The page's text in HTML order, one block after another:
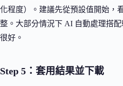
化程度）。建議先從預設值開始，
整。大部分情況下 AI 自動處理搭
很好。
Step 5：套用結果並下載